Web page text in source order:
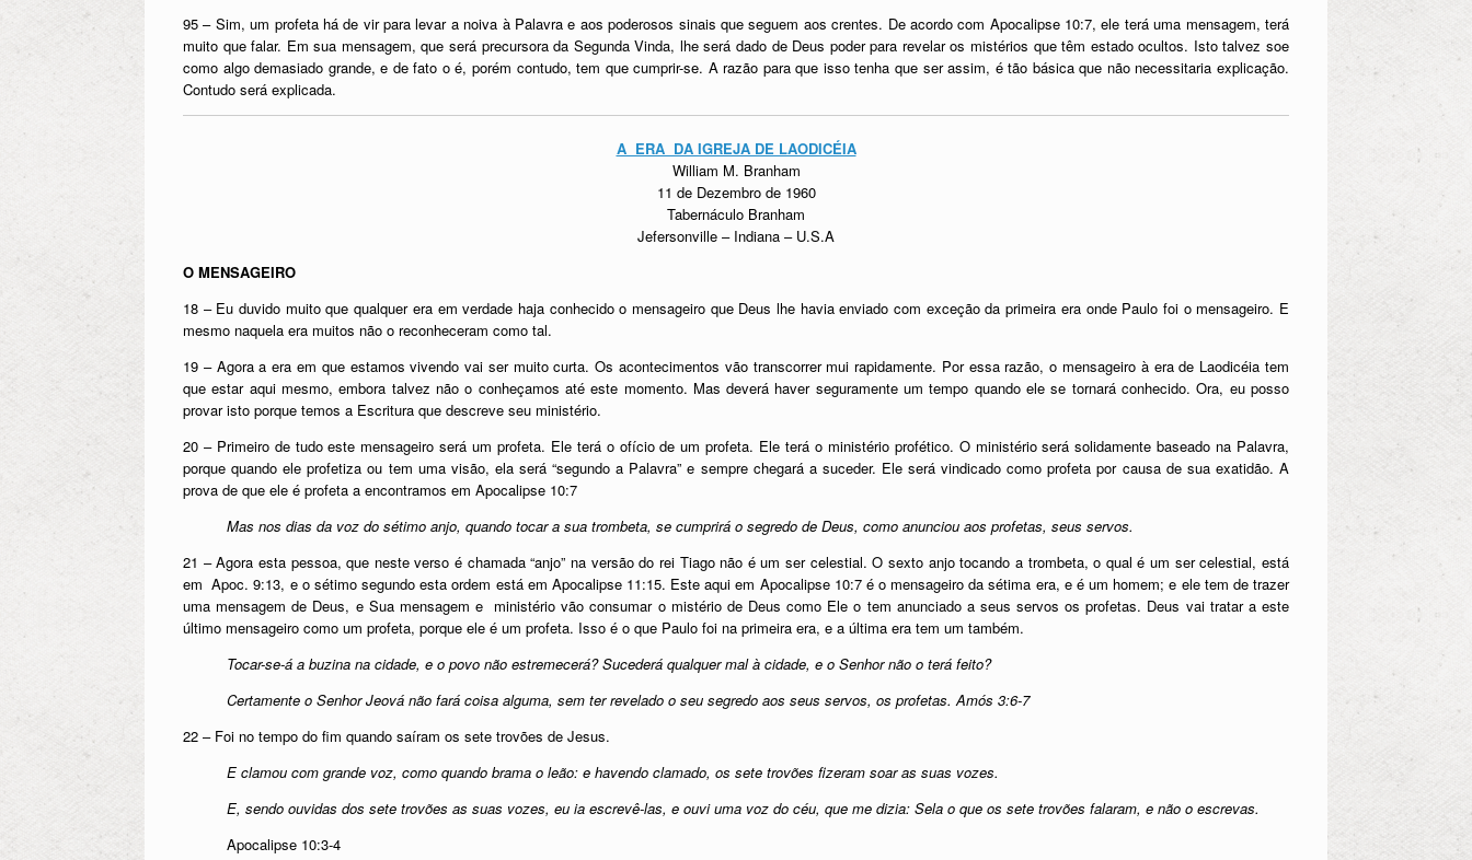
95 – Sim, um profeta há de vir para levar a noiva à Palavra e aos poderosos sinais que seguem aos crentes. De acordo com Apocalipse 10:7, ele terá uma mensagem, terá
muito que falar. Em sua mensagem, que será precursora da Segunda Vinda, lhe será dado de Deus poder para revelar os mistérios que têm estado ocultos. Isto talvez soe
como algo demasiado grande, e de fato o é, porém contudo, tem que cumprir-se. A razão para que isso tenha que ser assim, é tão básica que não necessitaria explicação.
Contudo será explicada.
A ERA DA IGREJA DE LAODICÉIA
William M. Branham
11 de Dezembro de 1960
Tabernáculo Branham
Jefersonville – Indiana – U.S.A
O MENSAGEIRO
18 – Eu duvido muito que qualquer era em verdade haja conhecido o mensageiro que Deus lhe havia enviado com exceção da primeira era onde Paulo foi o mensageiro. E
mesmo naquela era muitos não o reconheceram como tal.
19 – Agora a era em que estamos vivendo vai ser muito curta. Os acontecimentos vão transcorrer mui rapidamente. Por essa razão, o mensageiro à era de Laodicéia tem
que estar aqui mesmo, embora talvez não o conheçamos até este momento. Mas deverá haver seguramente um tempo quando ele se tornará conhecido. Ora, eu posso
provar isto porque temos a Escritura que descreve seu ministério.
20 – Primeiro de tudo este mensageiro será um profeta. Ele terá o ofício de um profeta. Ele terá o ministério profético. O ministério será solidamente baseado na Palavra,
porque quando ele profetiza ou tem uma visão, ela será “segundo a Palavra” e sempre chegará a suceder. Ele será vindicado como profeta por causa de sua exatidão. A
prova de que ele é profeta a encontramos em Apocalipse 10:7
Mas nos dias da voz do sétimo anjo, quando tocar a sua trombeta, se cumprirá o segredo de Deus, como anunciou aos profetas, seus servos.
21 – Agora esta pessoa, que neste verso é chamada “anjo” na versão do rei Tiago não é um ser celestial. O sexto anjo tocando a trombeta, o qual é um ser celestial, está
em Apoc. 9:13, e o sétimo segundo esta ordem está em Apocalipse 11:15. Este aqui em Apocalipse 10:7 é o mensageiro da sétima era, e é um homem; e ele tem de trazer
uma mensagem de Deus, e Sua mensagem e ministério vão consumar o mistério de Deus como Ele o tem anunciado a seus servos os profetas. Deus vai tratar a este
último mensageiro como um profeta, porque ele é um profeta. Isso é o que Paulo foi na primeira era, e a última era tem um também.
Tocar-se-á a buzina na cidade, e o povo não estremecerá? Sucederá qualquer mal à cidade, e o Senhor não o terá feito?
Certamente o Senhor Jeová não fará coisa alguma, sem ter revelado o seu segredo aos seus servos, os profetas. Amós 3:6-7
22 – Foi no tempo do fim quando saíram os sete trovões de Jesus.
E clamou com grande voz, como quando brama o leão: e havendo clamado, os sete trovões fizeram soar as suas vozes.
E, sendo ouvidas dos sete trovões as suas vozes, eu ia escrevê-las, e ouvi uma voz do céu, que me dizia: Sela o que os sete trovões falaram, e não o escrevas.
Apocalipse 10:3-4